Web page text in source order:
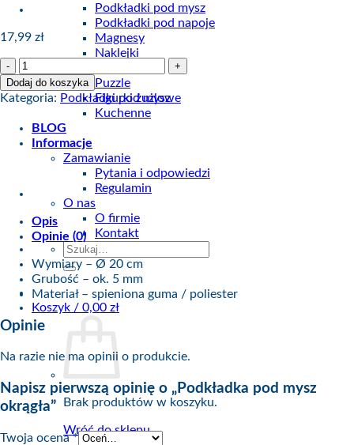
Podkładki pod mysz
Podkładki pod napoje
Magnesy
Naklejki
Puzzle
Figurki żużlowe
Kuchenne
BLOG
Informacje
Zamawianie
Pytania i odpowiedzi
Regulamin
O nas
O firmie
Kontakt
Szukaj:
Koszyk / 0,00 zł
Brak produktów w koszyku.
Wróć do sklepu
17,99 zł
ilość
Podkładka
pod
okrągła
Dodaj do koszyka
Kategoria: Podkładki pod mysz
Opis
Opinie (0)
Wymiary – Ø 20 cm
Grubość – ok. 5 mm
Materiał – spieniona guma / poliester
Opinie
Na razie nie ma opinii o produkcie.
Napisz pierwszą opinię o „Podkładka pod mysz
okrągła”
Twoja ocena*